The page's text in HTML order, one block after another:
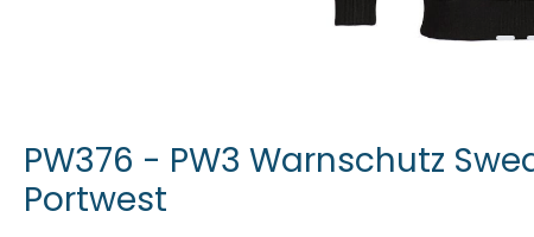
PW376 - PW3 Warnschutz
Portwest